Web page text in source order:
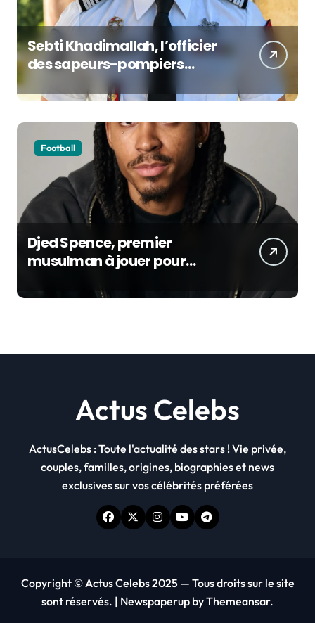
Sebti Khadimallah, l’officier
des sapeurs-pompiers
devenu porte-voix de la
sécurité civile française
Football
Djed Spence, premier
musulman à jouer pour
parcours au Mondial 2026
Actus Celebs
ActusCelebs : Toute l'actualité des stars ! Vie privée,
couples, familles, origines, biographies et news
exclusives sur vos célébrités préférées
Copyright © Actus Celebs 2025 — Tous droits sur le site
sont réservés. | Newspaperup byThemeansar.